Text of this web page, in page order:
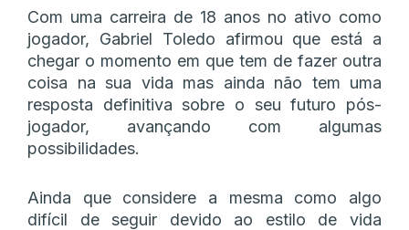
Com uma carreira de 18 anos no ativo como
jogador, Gabriel Toledo afirmou que está a
chegar o momento em que tem de fazer outra
coisa na sua vida mas ainda não tem uma
resposta definitiva sobre o seu futuro pós-
jogador, avançando com algumas
possibilidades.
Ainda que considere a mesma como algo
difícil de seguir devido ao estilo de vida